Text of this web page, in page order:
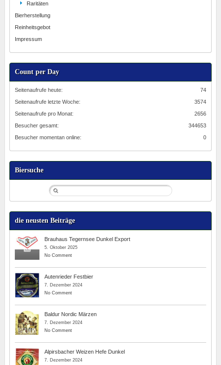
Raritäten
Bierherstellung
Reinheitsgebot
Impressum
Count per Day
74
Seitenaufrufe heute:
3574
Seitenaufrufe letzte Woche:
2656
Seitenaufrufe pro Monat:
344653
Besucher gesamt:
0
Besucher momentan online:
Biersuche
die neusten Beiträge
Brauhaus Tegernsee Dunkel Export
5. Oktober 2025
No Comment
Autenrieder Festbier
7. Dezember 2024
No Comment
Baldur Nordic Märzen
7. Dezember 2024
No Comment
Alpirsbacher Weizen Hefe Dunkel
7. Dezember 2024